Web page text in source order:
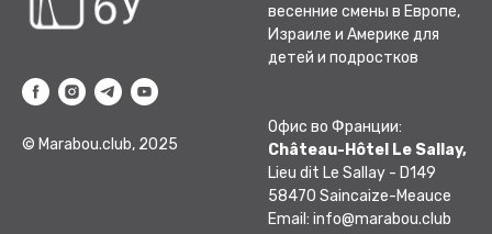
© Marabou.club, 2025
весенние смены в Европе,
Израиле и Америке для
детей и подростков
Офис во Франции:
Château-Hôtel Le Sallay,
Lieu dit Le Sallay - D149
58470 Saincaize-Meauce
Email: info@marabou.club